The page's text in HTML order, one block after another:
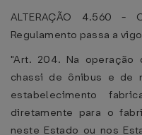
ALTERAÇÃO 4.560
Regulamento passa a
"Art. 204. Na operação
chassi de ônibus e de
estabelecimento
diretamente para o
neste Estado ou nos